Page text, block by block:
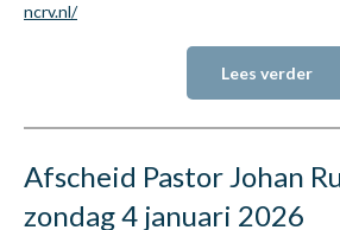
ncrv.nl/
Lees verder
Afscheid Pastor Johan
zondag 4 januari 2026